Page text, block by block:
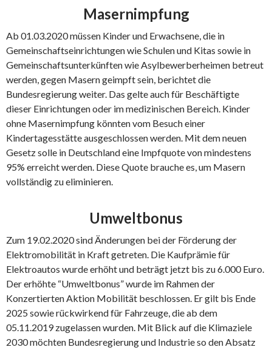
Masernimpfung
Ab 01.03.2020 müssen Kinder und Erwachsene, die in
Gemeinschaftseinrichtungen wie Schulen und Kitas sowie in
Gemeinschaftsunterkünften wie Asylbewerberheimen betreut
werden, gegen Masern geimpft sein, berichtet die
Bundesregierung weiter. Das gelte auch für Beschäftigte
dieser Einrichtungen oder im medizinischen Bereich. Kinder
ohne Masernimpfung könnten vom Besuch einer
Kindertagesstätte ausgeschlossen werden. Mit dem neuen
Gesetz solle in Deutschland eine Impfquote von mindestens
95% erreicht werden. Diese Quote brauche es, um Masern
vollständig zu eliminieren.
Umweltbonus
Zum 19.02.2020 sind Änderungen bei der Förderung der
Elektromobilität in Kraft getreten. Die Kaufprämie für
Elektroautos wurde erhöht und beträgt jetzt bis zu 6.000 Euro.
Der erhöhte “Umweltbonus” wurde im Rahmen der
Konzertierten Aktion Mobilität beschlossen. Er gilt bis Ende
2025 sowie rückwirkend für Fahrzeuge, die ab dem
05.11.2019 zugelassen wurden. Mit Blick auf die Klimaziele
2030 möchten Bundesregierung und Industrie so den Absatz